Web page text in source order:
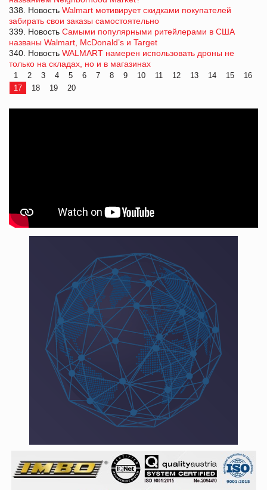
338. Новость Walmart мотивирует скидками покупателей
забирать свои заказы самостоятельно
339. Новость Самыми популярными ритейлерами в США
названы Walmart, McDonald’s и Target
340. Новость WALMART намерен использовать дроны не
только на складах, но и в магазинах
1 2 3 4 5 6 7 8 9 10 11 12 13 14 15
16
17
18 19 20